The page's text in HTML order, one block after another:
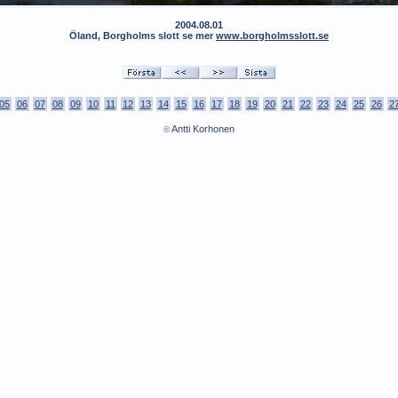
2004.08.01
Öland, Borgholms slott se mer www.borgholmsslott.se
05 06 07 08 09 10 11 12 13 14 15 16 17 18 19 20 21 22 23 24 25 26
©Antti Korhonen